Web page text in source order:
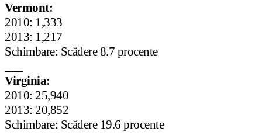
Vermont:
2010: 1,333
2013: 1,217
Schimbare: Scădere 8.7 procente
Virginia:
2010: 25,940
2013: 20,852
Schimbare: Scădere 19.6 procente